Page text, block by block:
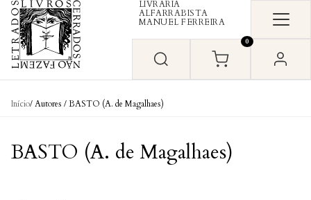
Skip to content
LIVRARIA
ALFARRABISTA
MANUEL FERREIRA
0
Início/ Autores / BASTO (A. de Magalhaes)
BASTO (A. de Magalhaes)